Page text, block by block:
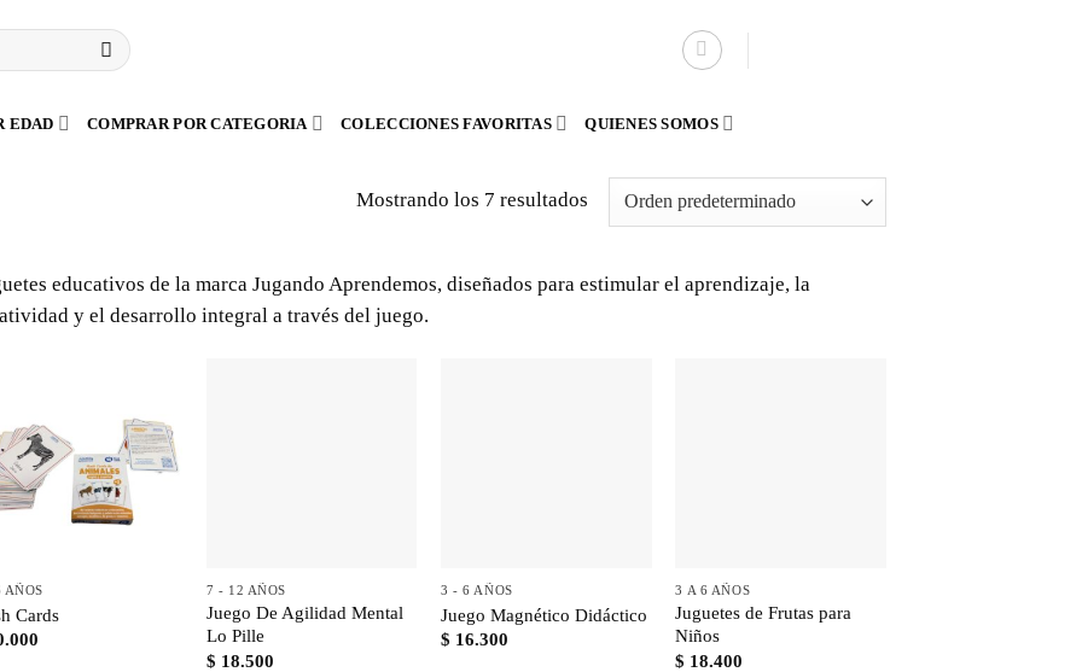
EDAD COMPRAR POR CATEGORIA COLECCIONES FAVORITAS QUIENES SOMOS
Mostrando los 7 resultados
educativos de la marca Jugando Aprendemos, diseñados para estimular el aprendizaje, la
y el desarrollo integral a través del juego.
AÑOS
Cards
7 - 12 AÑOS
Juego De Agilidad Mental
Lo Pille
$ 18.500
3 - 6 AÑOS
Juego Magnético Didáctico
$ 16.300
3 A 6 AÑOS
Juguetes de Frutas para
Niños
$ 18.400